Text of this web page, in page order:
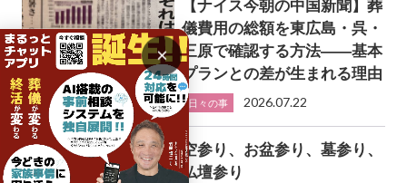
【ナイス今朝の中国新聞】葬
儀費用の総額を東広島・呉・
三原で確認する方法――基本
プランとの差が生まれる理由
日々の事 2026.07.22
空参り、お盆参り、墓参り、
仏壇参り
×